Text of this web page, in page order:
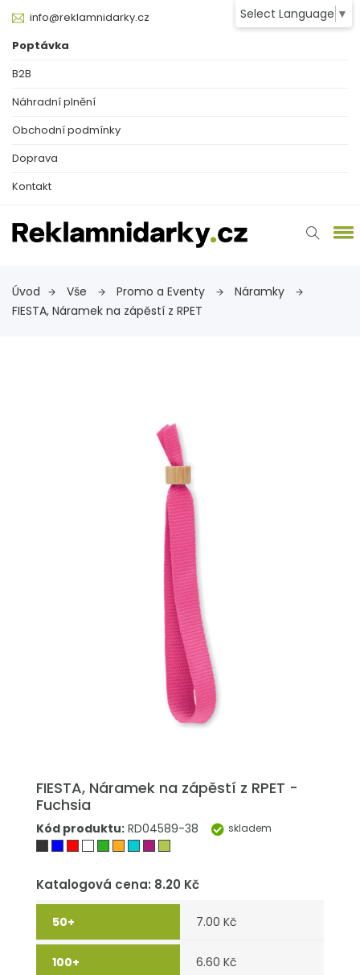
Select Language ▼
info@reklamnidarky.cz
Poptávka
B2B
Náhradní plnění
Obchodní podmínky
Doprava
Kontakt
Úvod Vše Promo a Eventy
Náramky
FIESTA, Náramek na zápěstí z RPET
FIESTA, Náramek na zápěstí z RPET -
Fuchsia
Kód produktu: RD04589-38 skladem
Katalogová cena: 8.20 Kč
7.00 Kč
6.60 Kč